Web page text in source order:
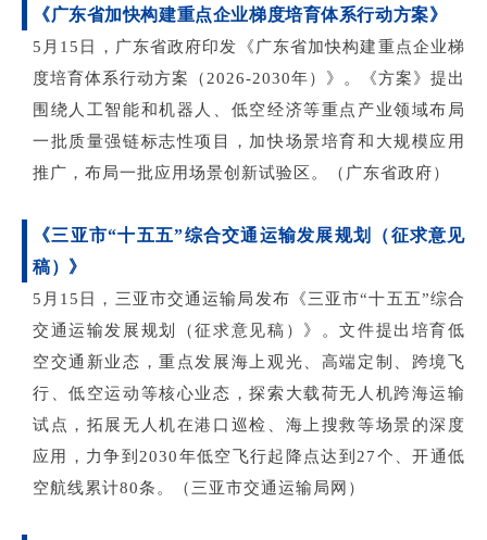
《广东省加快构建重点企业梯度培育体系行动方案》
5月15日，广东省政府印发《广东省加快构建重点企业梯
度培育体系行动方案（2026-2030年）》。《方案》提出
围绕人工智能和机器人、低空经济等重点产业领域布局
一批质量强链标志性项目，加快场景培育和大规模应用
推广，布局一批应用场景创新试验区。（广东省政府）
《三亚市“十五五”综合交通运输发展规划（征求意见
稿）》
5月15日，三亚市交通运输局发布《三亚市“十五五”综合
交通运输发展规划（征求意见稿）》。文件提出培育低
空交通新业态，重点发展海上观光、高端定制、跨境飞
行、低空运动等核心业态，探索大载荷无人机跨海运输
试点，拓展无人机在港口巡检、海上搜救等场景的深度
应用，力争到2030年低空飞行起降点达到27个、开通低
空航线累计80条。（三亚市交通运输局网）